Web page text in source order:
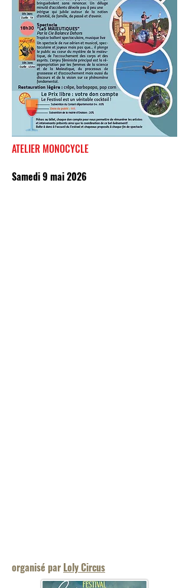
ATELIER MONOCYCLE
Samedi 9 mai 2026
organisé par Loly Circus